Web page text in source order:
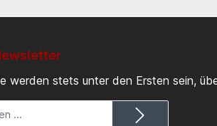
stets unter den Ersten sein,
Mail-